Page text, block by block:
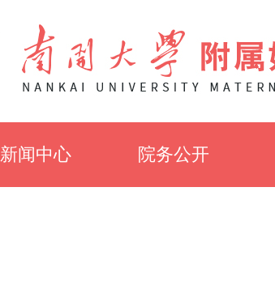
新闻中心 院务公开